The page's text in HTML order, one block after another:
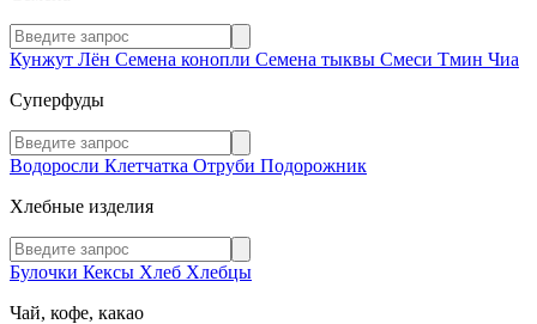
Кунжут Лён Семена конопли Семена тыквы Смеси Тмин Чиа
Суперфуды
Водоросли Клетчатка Отруби Подорожник
Хлебные изделия
Булочки Кексы Хлеб Хлебцы
Чай, кофе, какао